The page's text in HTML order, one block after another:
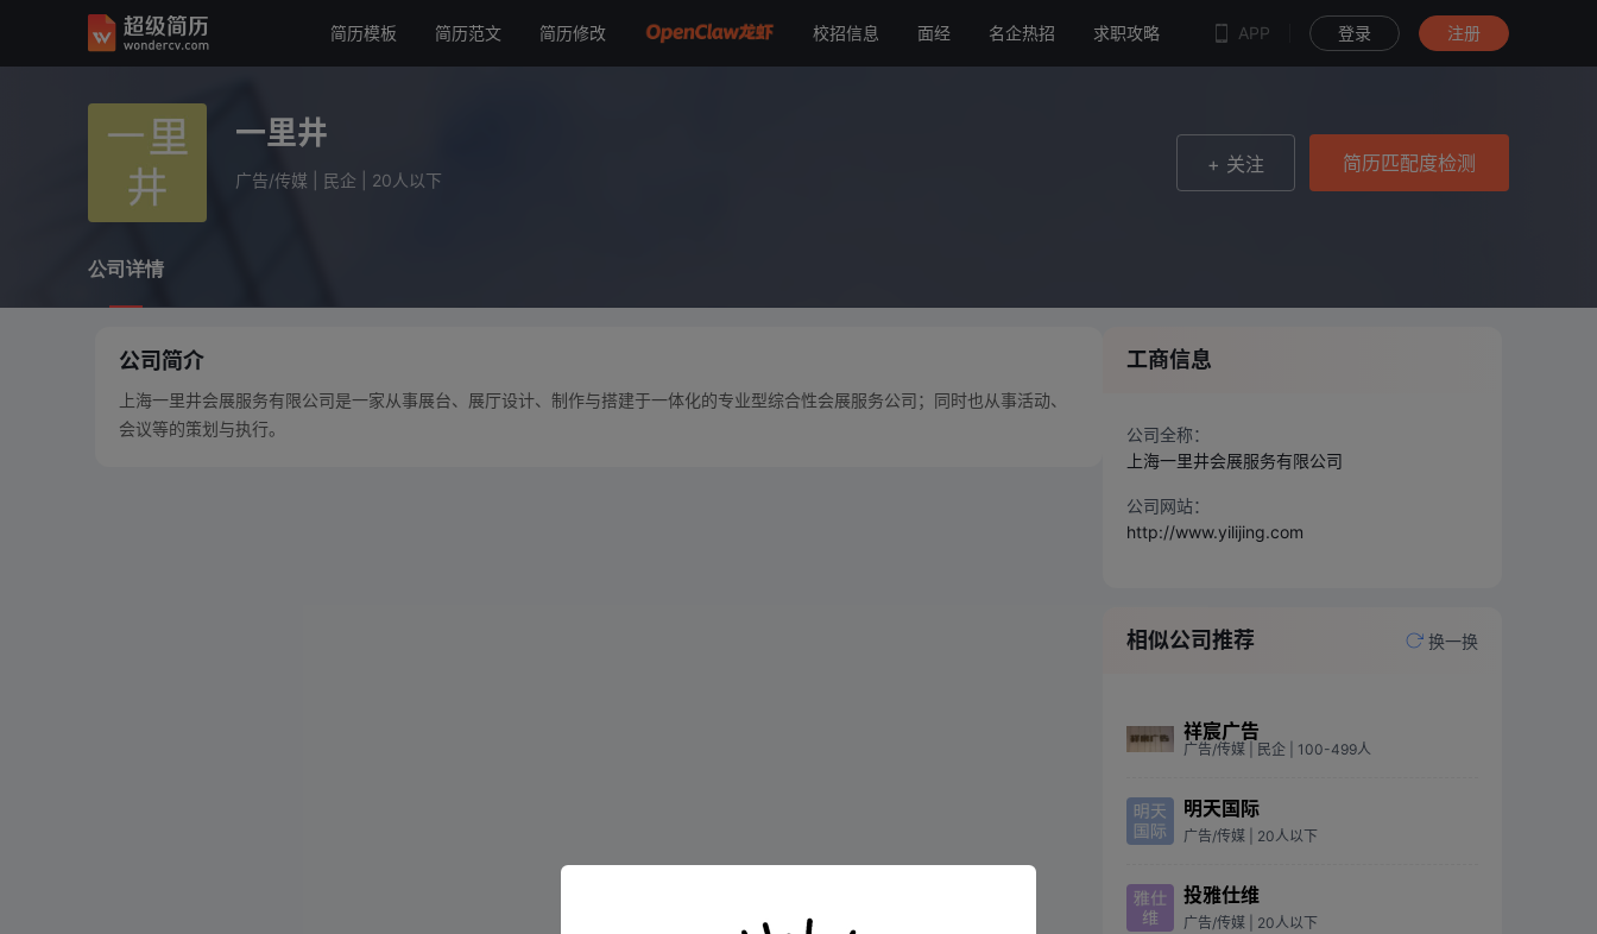
简历模板 简历范文 简历修改 校招信息 面经 名企热招 求职攻略 APP 登录 注册
一里井
公司详情 一里井
广告/传媒 民企 20人以下
+ 关注 简历匹配度检测
公司详情
公司简介
上海一里井会展服务有限公司是一家从事展台、展厅设计、制作与搭建于一体化的专业型综合性会展服务公司；同时也从事活动、
会议等的策划与执行。
工商信息
公司全称：
上海一里井会展服务有限公司
公司网站：
http://www.yilijing.com
相似公司推荐 换一换
祥宸广告
广告/传媒 | 民企 | 100-499人
明天国际
广告/传媒 | 20人以下
投雅仕维
广告/传媒 | 20人以下